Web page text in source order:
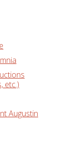
etc.)
Augustin